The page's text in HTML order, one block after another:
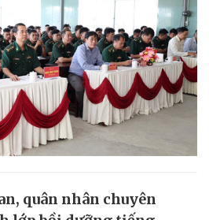
quân nhân chuyên